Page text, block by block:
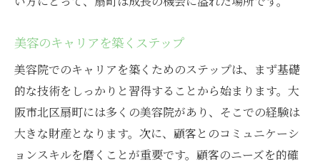
美容のキャリアを築くステップ
美容院でのキャリアを築くためのステップは、まず基礎
的な技術をしっかりと習得することから始まります。大
阪市北区扇町には多くの美容院があり、そこでの経験は
大きな財産となります。次に、顧客とのコミュニケーシ
ョンスキルを磨くことが重要です。顧客のニーズを的確